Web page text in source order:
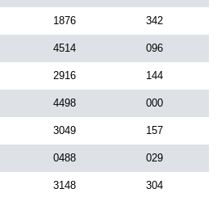
1876 342
4514 096
2916 144
4498 000
3049 157
0488 029
3148 304